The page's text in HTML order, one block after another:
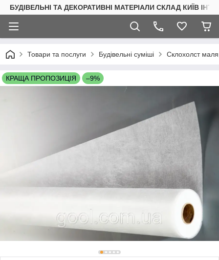
БУДІВЕЛЬНІ ТА ДЕКОРАТИВНІ МАТЕРІАЛИ СКЛАД КИЇВ
Товари та послуги Будівельні суміші Склохолст
КРАЩА ПРОПОЗИЦІЯ –9%